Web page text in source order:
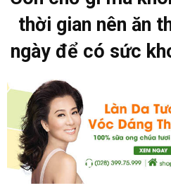
thời gian nên ăn
ngày để có sức